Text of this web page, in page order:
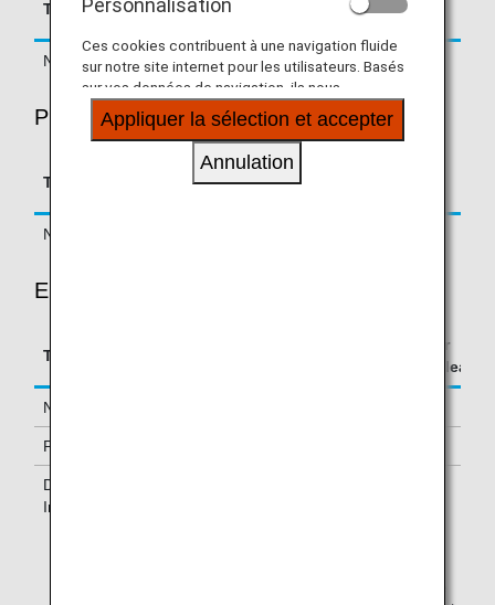
Type Booking Class
Basic Sector Mileage
Normal Fares C, J, D 125%
PREMIUM ECONOMY
Type Booking Class
Accrual Rate for
Normal Fares
ECONOMY CLASS
Type
Accrual Rate for
Basic Sector Mileage
Normal Fares
PEX Fares
Discount Fares and
Inclusive Tour Fares
Personnalisation
Ces cookies contribuent à une navigation fluide
sur notre site internet pour les utilisateurs. Basés
sur vos données de navigation, ils nous
permettent de fournir du contenu qui correspond
à vos intérêts personnels à travers nos sites
Appliquer la sélection et accepter
Annulation